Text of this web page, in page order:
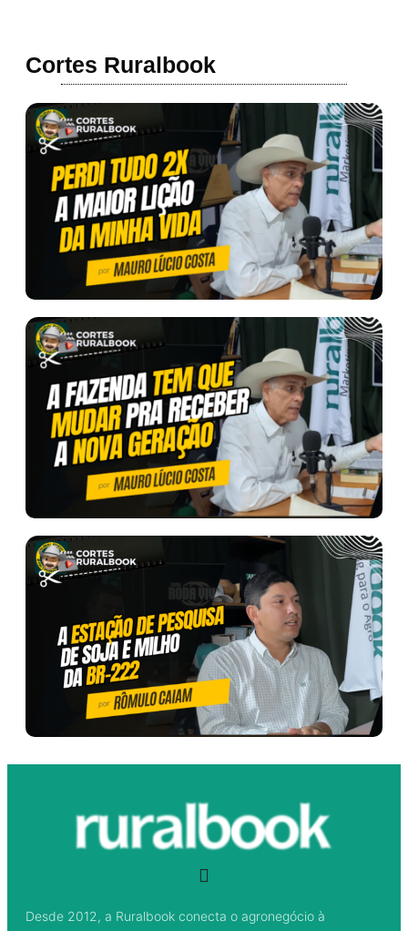
Cortes Ruralbook
Desde 2012, a Ruralbook conecta o agronegócio à